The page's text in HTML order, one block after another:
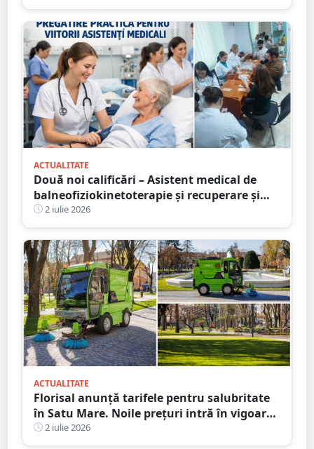
ACTUALITATE
Două noi calificări – Asistent medical de
balneofiziokinetoterapie și recuperare și
Asistent medical de radiologie – la Școala
Postliceală „Henri Coandă” Satu Mare. Au
început înscrierile!
2 iulie 2026
ACTUALITATE
Florisal anunță tarifele pentru salubritate
în Satu Mare. Noile prețuri intră în vigoare
de la 1 iulie
2 iulie 2026